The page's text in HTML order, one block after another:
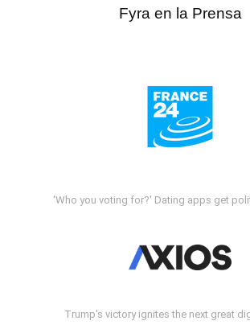
Fyra en la Prensa
'Who you voting for?' Dating apps get
Trump's victory ignites the next great